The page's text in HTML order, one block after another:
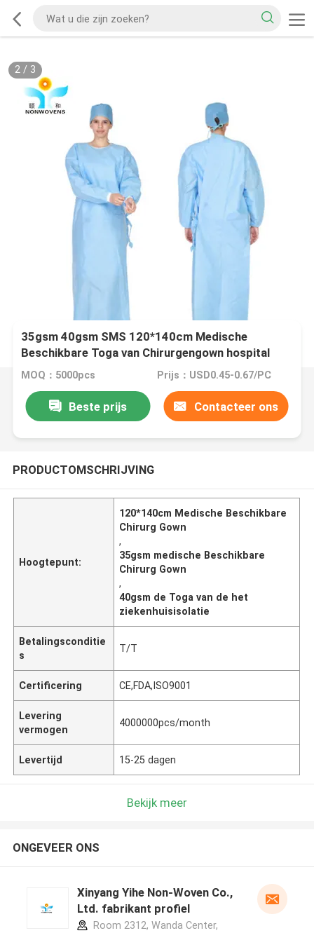
2/ 3
35gsm 40gsm SMS 120*140cm Medische
Beschikbare Toga van Chirurgengown hospital
isolation
MOQ：5000pcs Prijs：USD0.45-0.67/PC
Beste prijs Contacteer ons
PRODUCTOMSCHRIJVING
Hoogtepunt:
120*140cm Medische Beschikbare
Chirurg Gown
,
35gsm medische Beschikbare
Chirurg Gown
,
40gsm de Toga van de het
ziekenhuisisolatie
Betalingsconditie
s
T/T
Certificering CE,FDA,ISO9001
Levering
vermogen
4000000pcs/month
Levertijd 15-25 dagen
Bekijk meer
ONGEVEER ONS
Xinyang Yihe Non-Woven Co.,
Ltd. fabrikant profiel
Room 2312, Wanda Center,